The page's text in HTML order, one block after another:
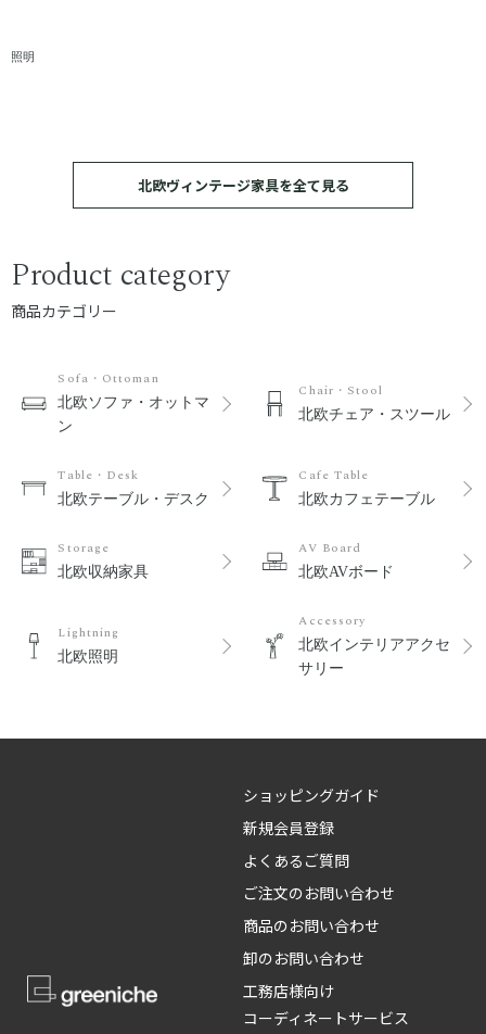
照明
北欧ヴィンテージ家具を全て見る
Product category
商品カテゴリー
Sofa・Ottoman
北欧ソファ・オットマ
ン
Chair・Stool
北欧チェア・スツール
Table・Desk
北欧テーブル・デスク
Cafe Table
北欧カフェテーブル
Storage
北欧収納家具
AV Board
北欧AVボード
Lightning
北欧照明
Accessory
北欧インテリアアクセ
サリー
ショッピングガイド
新規会員登録
よくあるご質問
ご注文のお問い合わせ
商品のお問い合わせ
卸のお問い合わせ
工務店様向け
コーディネートサービス